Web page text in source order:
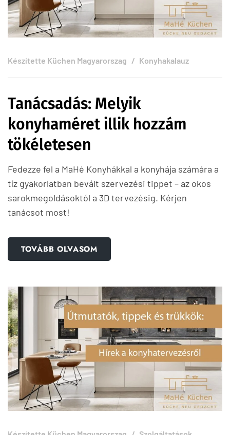
Készítette Küchen Magyarorszag Konyhakalauz
Tanácsadás: Melyik
konyhaméret illik hozzám
tökéletesen
Fedezze fel a MaHé Konyhákkal a konyhája számára a
tíz gyakorlatban bevált szervezési tippet – az okos
sarokmegoldásoktól a 3D tervezésig. Kérjen
tanácsot most!
TOVÁBB OLVASOM